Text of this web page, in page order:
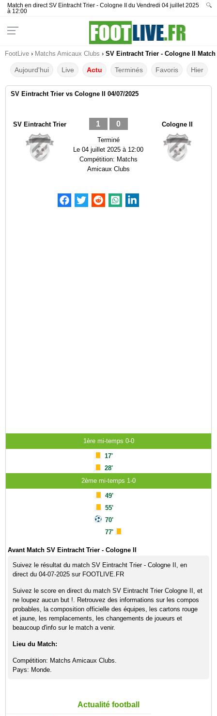
Match en direct SV Eintracht Trier - Cologne II du Vendredi 04 juillet 2025
à 12:00
🔍
FootLive › Matchs Amicaux Clubs › SV Eintracht Trier - Cologne II
Aujourd'hui Live Actu Terminés Favoris Hier
SV Eintracht Trier vs Cologne II 04/07/2025
SV Eintracht Trier 1 0
Terminé
Le04 juillet 2025 à 12:00
Compétition: Matchs
Amicaux Clubs
Cologne II
1ère mi-temps 0-0
17'
28'
2ème mi-temps 1-0
49'
55'
70'
77'
Avant Match SV Eintracht Trier - Cologne II
Suivez le résultat du match SV Eintracht Trier - Cologne II, en
direct du 04-07-2025 sur FOOTLIVE.FR
Suivez le score en direct du match SV Eintracht Trier Cologne II, et
ne loupez aucun but !. Retrouvez des informations sur les compos
probables, la composition officielle des équipes, les cartons rouge
et jaune, les remplacements, les changements de joueurs et
beaucoup d'info sur le match a venir.
Lieu du Match:
Compétition: Matchs Amicaux Clubs.
Pays: Monde.
Actualité football